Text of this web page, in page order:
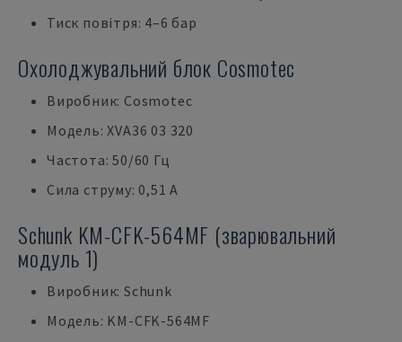
Тиск повітря: 4–6 бар
Охолоджувальний блок Cosmotec
Виробник: Cosmotec
Модель: XVA36 03 320
Частота: 50/60 Гц
Сила струму: 0,51 А
Schunk KM-CFK-564MF (зварювальний
модуль 1)
Виробник: Schunk
Модель: KM-CFK-564MF